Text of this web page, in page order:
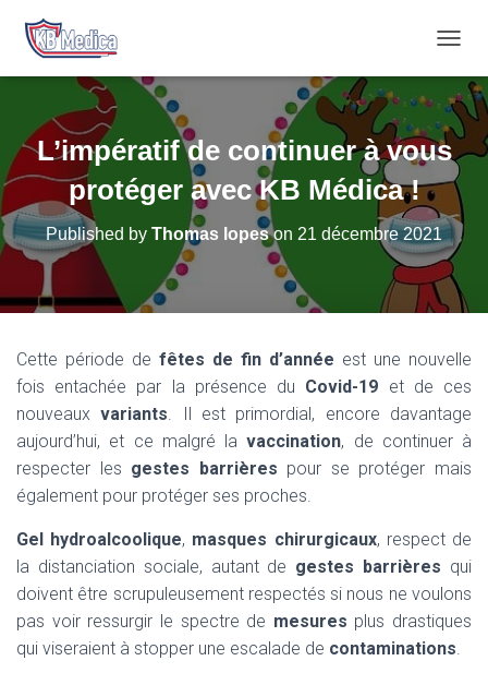
O
G
G
L
E
N
V
I
G
A
T
N
L’impératif de continuer à vous
protéger avec KB Médica !
Published by Thomas lopeson 21 décembre 2021
Cette période de fêtes de fin d’année est une nouvelle
fois entachée par la présence du Covid-19 et de ces
nouveauxvariants. Il est primordial, encore davantage
aujourd’hui, et ce malgré lavaccination, de continuer à
respecter les gestes barrières pour se protéger mais
également pour protéger ses proches.
Gel hydroalcoolique, masques chirurgicaux, respect de
la distanciation sociale, autant de gestes barrières qui
doivent être scrupuleusement respectés si nous ne voulons
pas voir ressurgir le spectre de mesures plus drastiques
qui viseraient à stopper une escalade de contaminations.